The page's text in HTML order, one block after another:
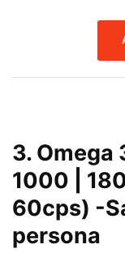
3. Omega
1000 |
60cps) -
persona